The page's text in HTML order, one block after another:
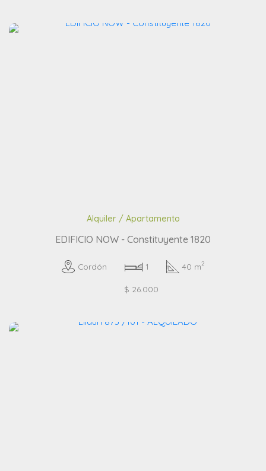
Alquiler / Apartamento
EDIFICIO NOW - Constituyente 1820
Cordón 1 40 m2
$ 26.000